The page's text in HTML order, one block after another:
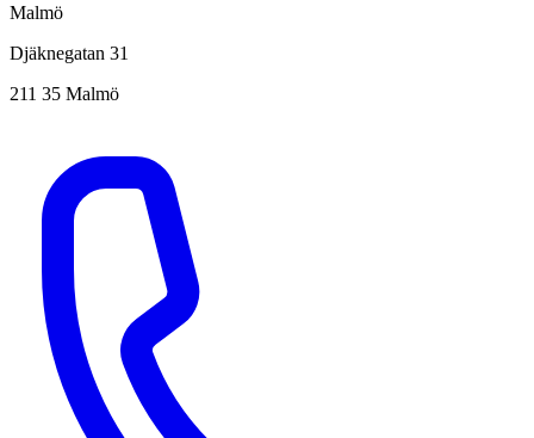
Malmö
Djäknegatan 31
211 35 Malmö